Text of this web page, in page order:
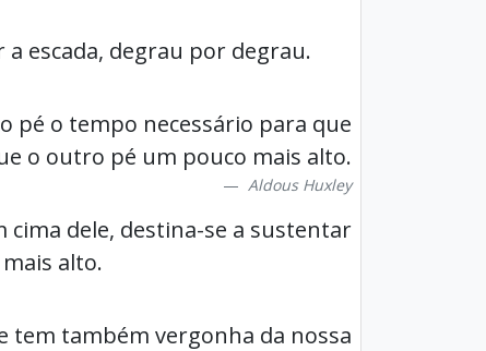
escada, degrau por degrau.
pé o tempo necessário para que
o outro pé um pouco mais alto.
Aldous Huxley
cima dele, destina-se a sustentar
alto.
tem também vergonha da nossa